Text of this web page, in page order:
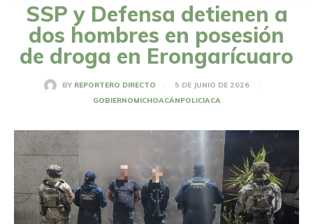
SSP y Defensa detienen a
dos hombres en posesión
de droga en Erongarícuaro
BY REPORTERO DIRECTO
5 DE JUNIO DE 2026
GOBIERNOMICHOACÁNPOLICIACA